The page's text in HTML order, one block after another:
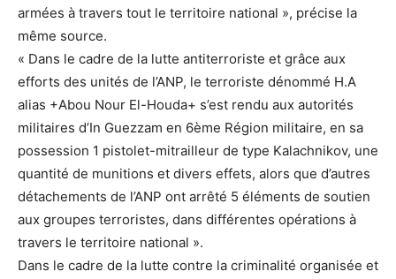
armées à travers tout le territoire national », précise la
même source.
« Dans le cadre de la lutte antiterroriste et grâce aux
efforts des unités de l’ANP, le terroriste dénommé H.A
alias +Abou Nour El-Houda+ s’est rendu aux autorités
militaires d’In Guezzam en 6ème Région militaire, en sa
possession 1 pistolet-mitrailleur de type Kalachnikov, une
quantité de munitions et divers effets, alors que d’autres
détachements de l’ANP ont arrêté 5 éléments de soutien
aux groupes terroristes, dans différentes opérations à
travers le territoire national ».
Dans le cadre de la lutte contre la criminalité organisée et